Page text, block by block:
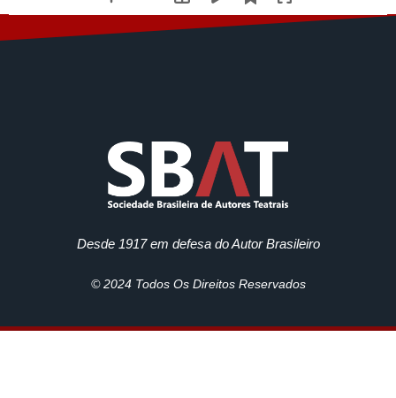
Desde 1917 em defesa do Autor Brasileiro
© 2024 Todos Os Direitos Reservados